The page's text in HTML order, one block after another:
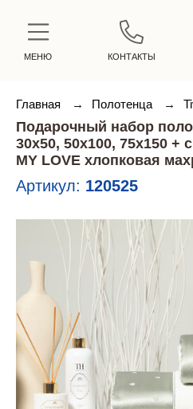
МЕНЮ КОНТАКТЫ
Главная → Полотенца →
Подарочный набор
30х50, 50х100, 75х150 +
MY LOVE хлопковая
Артикул: 120525